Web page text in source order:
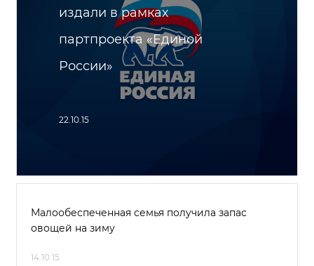
издали в рамках
партпроекта «Единой
России»
22.10.15
Малообеспеченная семья получила запас
овощей на зиму
14.10.15